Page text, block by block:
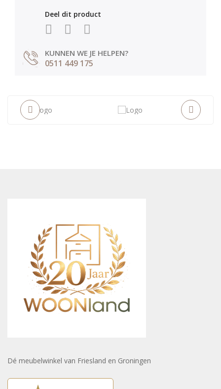
Deel dit product
KUNNEN WE JE HELPEN?
0511 449 175
Dé meubelwinkel van Friesland en Groningen